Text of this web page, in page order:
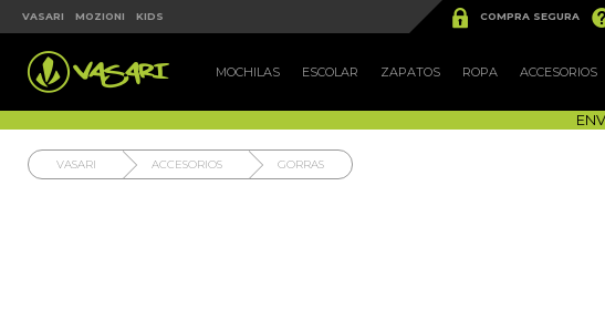
VASARI MOZIONI KIDS  COMPRA SEGURA
 MOCHILAS ESCOLAR ZAPATOS ROPA ACCESORIOS
VASARI ACCESORIOS GORRAS